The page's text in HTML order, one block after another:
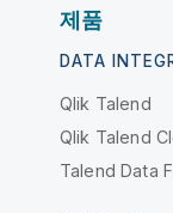
제품
DATA
Qlik Talend
Qlik Talend
Talend Data